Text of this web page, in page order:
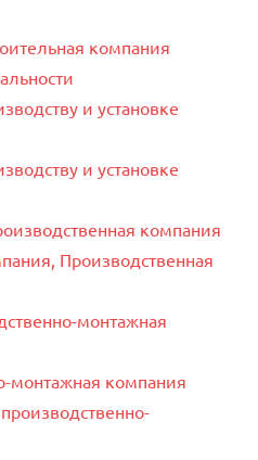
компания
и установке
и установке
компания
Производственная
монтажная
монтажная компания